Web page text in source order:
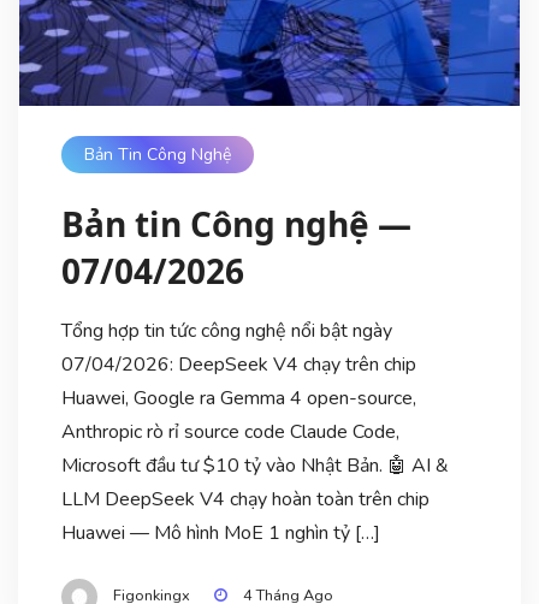
Bản Tin Công Nghệ
Bản tin Công nghệ —
07/04/2026
Tổng hợp tin tức công nghệ nổi bật ngày
07/04/2026: DeepSeek V4 chạy trên chip
Huawei, Google ra Gemma 4 open-source,
Anthropic rò rỉ source code Claude Code,
Microsoft đầu tư $10 tỷ vào Nhật Bản. 🤖 AI &
LLM DeepSeek V4 chạy hoàn toàn trên chip
Huawei — Mô hình MoE 1 nghìn tỷ […]
Figonkingx 4 Tháng Ago